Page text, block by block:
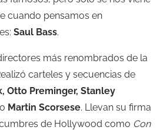
cuando pensamos en
Saul Bass.
más renombrados de la
carteles y secuencias de
Otto Preminger, Stanley
o Martin Scorsese. Llevan su firma
de Hollywood como Con